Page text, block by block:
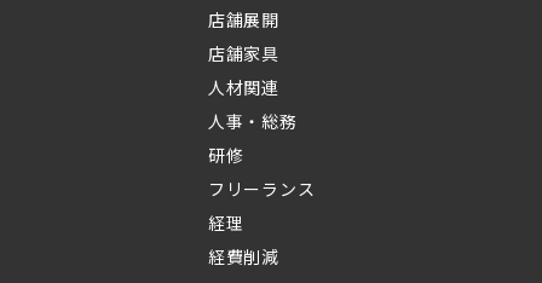
店舗展開
店舗家具
人材関連
人事・総務
研修
フリーランス
経理
経費削減